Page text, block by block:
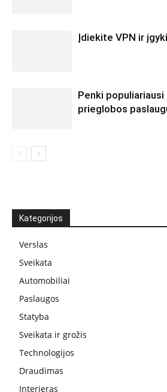
Įdiekite VPN ir
Penki
prieglobos
Kategorijos
Verslas
Sveikata
Automobiliai
Paslaugos
Statyba
Sveikata ir grožis
Technologijos
Draudimas
Interjeras